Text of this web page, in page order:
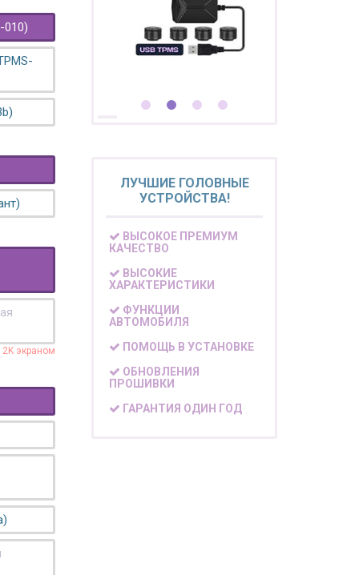
010)
2K экраном
ЛУЧШИЕ ГОЛОВНЫЕ
УСТРОЙСТВА!
ВЫСОКОЕ ПРЕМИУМ
КАЧЕСТВО
ВЫСОКИЕ
ХАРАКТЕРИСТИКИ
ФУНКЦИИ
АВТОМОБИЛЯ
ПОМОЩЬ В УСТАНОВКЕ
ОБНОВЛЕНИЯ
ПРОШИВКИ
ГАРАНТИЯ ОДИН ГОД